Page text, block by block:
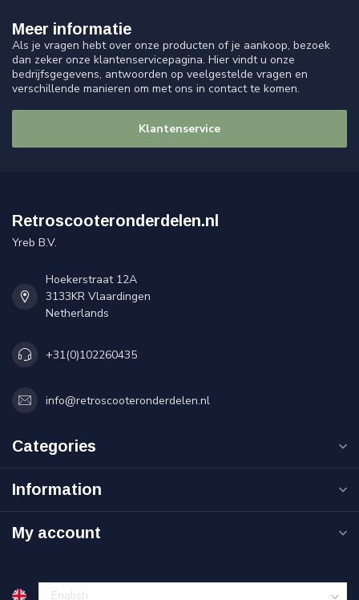
Meer informatie
Als je vragen hebt over onze producten of je aankoop, bezoek
dan zeker onze klantenservicepagina. Hier vindt u onze
bedrijfsgegevens, antwoorden op veelgestelde vragen en
verschillende manieren om met ons in contact te komen.
Klantenservice
Retroscooteronderdelen.nl
Yreb B.V.
Hoekerstraat 12A
3133KR Vlaardingen
Netherlands
+31(0)102260435
info@retroscooteronderdelen.nl
Categories
Information
My account